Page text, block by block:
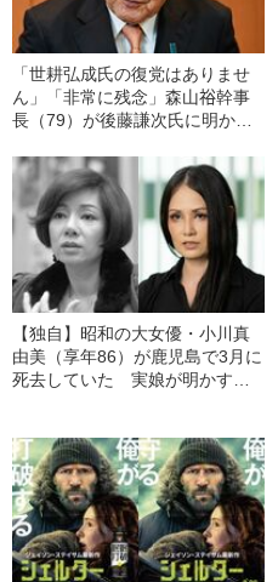
「世耕弘成氏の復党はありませ
ん」「非常に残念」森山𥙿幹事
長（79）が後藤謙次氏に明かし
【独自】昭和の大女優・小川真
由美（享年86）が鹿児島で3月に
死去していた 実娘が明かす